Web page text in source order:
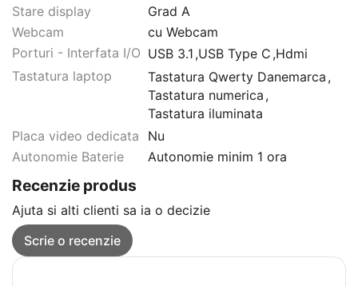
Stare display
Grad A
Webcam
cu Webcam
Porturi - Interfata I/O USB 3.1,USB Type C,Hdmi
Tastatura laptop
Tastatura Qwerty Danemarca,
Tastatura numerica,
Tastatura iluminata
Placa video dedicata
Nu
Autonomie Baterie
Autonomie minim 1 ora
Recenzie produs
Ajuta si alti clienti sa ia o decizie
Scrie o recenzie